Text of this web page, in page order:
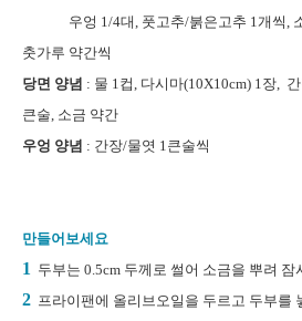
우엉 1/4대, 풋고추/붉은고추 1개씩, 소
춧가루 약간씩
당면 양념 : 물 1컵, 다시마(10X10cm) 1장,
큰술, 소금 약간
우엉 양념 : 간장/물엿 1큰술씩
만들어보세요
1 두부는 0.5cm 두께로 썰어 소금을 뿌려
2 프라이팬에 올리브오일을 두르고 두부를